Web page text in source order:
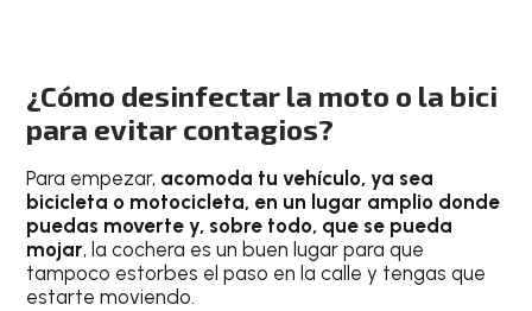
¿Cómo desinfectar la moto o la bici
para evitar contagios?
Para empezar, acomoda tu vehículo, ya sea
bicicleta o motocicleta, en un lugar amplio donde
puedas moverte y, sobre todo, que se pueda
mojar, la cochera es un buen lugar para que
tampoco estorbes el paso en la calle y tengas que
estarte moviendo.